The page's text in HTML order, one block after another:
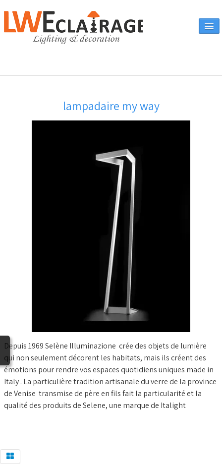
lampadaire my way
Depuis 1969 Selène Illuminazione crée des objets de lumière
qui non seulement décorent les habitats, mais ils créent des
émotions pour rendre vos espaces quotidiens uniques made in
Italy . La particulière tradition artisanale du verre de la province
de Venise transmise de père en fils fait la particularité et la
qualité des produits de Selene, une marque de Italight